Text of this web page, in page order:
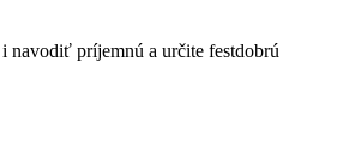
navodiť príjemnú a určite festdobrú